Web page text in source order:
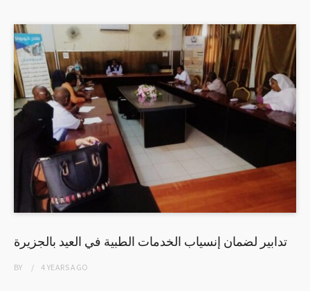
تدابير لضمان إنسياب الخدمات الطبية في العيد بالجزيرة
BY 4 YEARSAGO